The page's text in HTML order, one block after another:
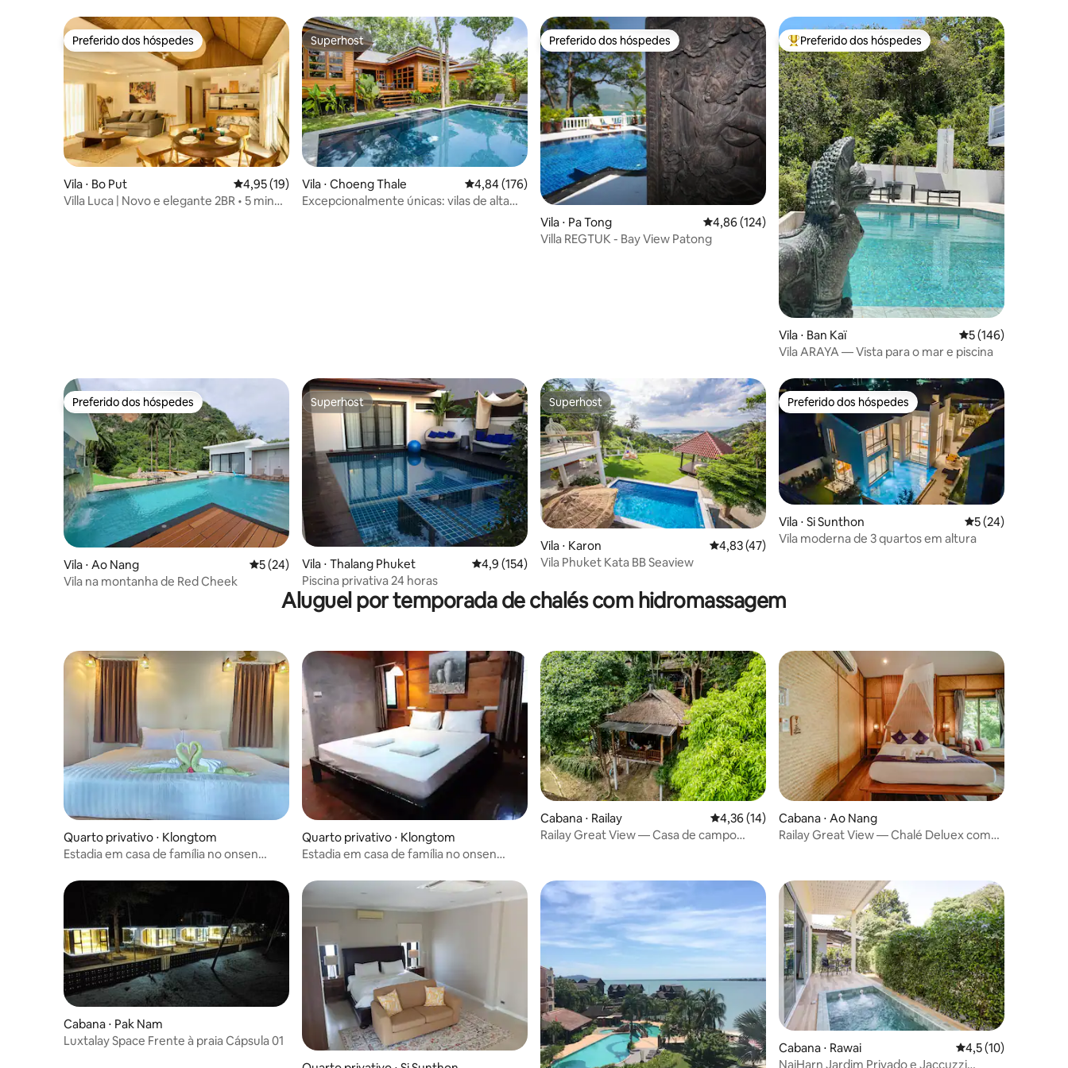
Preferido dos hóspedes
Preferido dos hóspedes
Vila ⋅ Bo Put 4,95 de uma avaliação média de 5, 19 avaliações
4,95 (19)
Villa Luca | Novo e elegante 2BR • 5 min
Superhost
Superhost
Vila ⋅ Choeng Thale 4,84 de uma avaliação média de 5, 176 avaliações
4,84 (176)
Excepcionalmente únicas: vilas de alta
Preferido dos hóspedes
Preferido dos hóspedes
Vila ⋅ Pa Tong 4,86 de uma avaliação média de 5, 124 avaliações
4,86 (124)
Villa REGTUK - Bay View Patong
Entre os melhores preferidos dos hóspedes
Preferido dos hóspedes
Vila ⋅ Ban Kaï 5 de uma avaliação
5 (146)
Vila ARAYA — Vista para o mar e piscina
Preferido dos hóspedes
Preferido dos hóspedes
Vila ⋅ Ao Nang 5 de uma avaliação média de 5, 24 avaliações
5 (24)
Vila na montanha de Red Cheek
Superhost
Superhost
Vila ⋅ Thalang Phuket 4,9 de uma avaliação média de 5, 154 avaliações
4,9 (154)
Piscina privativa 24 horas
Superhost
Superhost
Vila ⋅ Karon 4,83 de uma avaliação média de 5, 47 avaliações
4,83 (47)
Vila Phuket Kata BB Seaview
Preferido dos hóspedes
Preferido dos hóspedes
Vila ⋅ Si Sunthon 5 de uma
5 (24)
Vila moderna de 3 quartos em altura
Aluguel por temporada de chalés com hidromassagem
Quarto privativo ⋅ Klongtom
Estadia em casa de família no onsen
Quarto privativo ⋅ Klongtom
Estadia em casa de família no onsen
Cabana ⋅ Railay 4,36 de uma avaliação média de 5, 14 avaliações
4,36 (14)
Railay Great View — Casa de campo
Cabana ⋅ Ao Nang
Railay Great View — Chalé Deluex com
Cabana ⋅ Pak Nam
Luxtalay Space Frente à praia Cápsula 01
Cabana ⋅ Rawai 4,5 de uma
4,5 (10)
NaiHarn Jardim Privado e Jaccuzzi